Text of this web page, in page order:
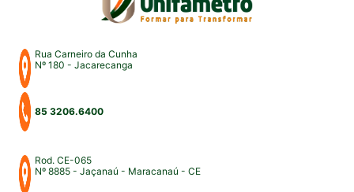
Rua Carneiro da Cunha
Nº 180 - Jacarecanga
85 3206.6400
Rod. CE-065
Nº 8885 - Jaçanaú - Maracanaú - CE